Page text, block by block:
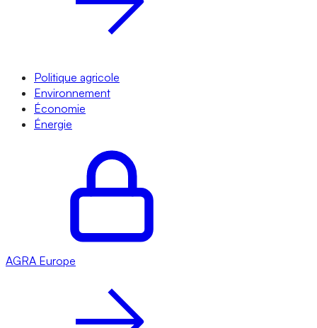
Politique agricole
Environnement
Économie
Énergie
AGRA Europe